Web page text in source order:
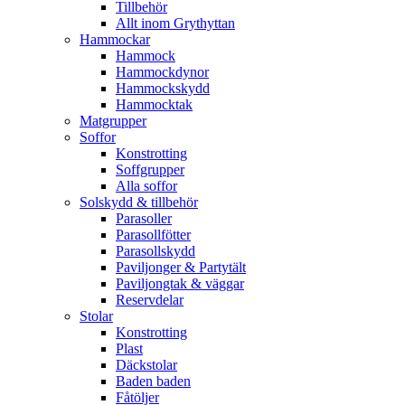
Tillbehör
Allt inom Grythyttan
Hammockar
Hammock
Hammockdynor
Hammockskydd
Hammocktak
Matgrupper
Soffor
Konstrotting
Soffgrupper
Alla soffor
Solskydd & tillbehör
Parasoller
Parasollfötter
Parasollskydd
Paviljonger & Partytält
Paviljongtak & väggar
Reservdelar
Stolar
Konstrotting
Plast
Däckstolar
Baden baden
Fåtöljer